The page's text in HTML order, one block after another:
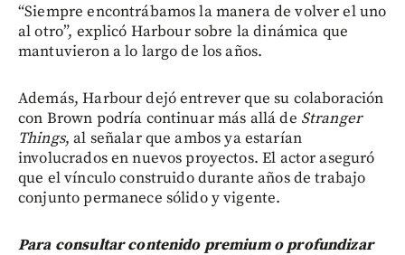
“Siempre encontrábamos la manera de volver el uno
al otro”, explicó Harbour sobre la dinámica que
mantuvieron a lo largo de los años.
Además, Harbour dejó entrever que su colaboración
con Brown podría continuar más allá de Stranger
Things, al señalar que ambos ya estarían
involucrados en nuevos proyectos. El actor aseguró
que el vínculo construido durante años de trabajo
conjunto permanece sólido y vigente.
Para consultar contenido premium o profundizar